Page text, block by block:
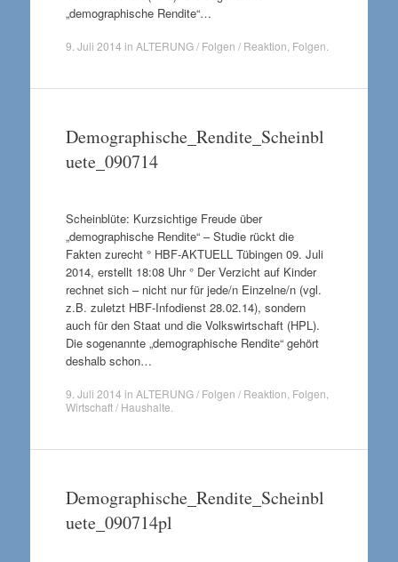
„demographische Rendite“…
9. Juli 2014 in ALTERUNG / Folgen / Reaktion Folgen
Demographische_Rendite_Scheinbl
uete_090714
Scheinblüte: Kurzsichtige Freude über
„demographische Rendite“ – Studie rückt die
Fakten zurecht ° HBF-AKTUELL Tübingen 09. Juli
2014, erstellt 18:08 Uhr ° Der Verzicht auf Kinder
rechnet sich – nicht nur für jede/n Einzelne/n (vgl.
z.B. zuletzt HBF-Infodienst 28.02.14), sondern
auch für den Staat und die Volkswirtschaft (HPL).
Die sogenannte „demographische Rendite“ gehört
deshalb schon…
9. Juli 2014 in ALTERUNG / Folgen / Reaktion Folgen
Wirtschaft / Haushalte
Demographische_Rendite_Scheinbl
uete_090714pl